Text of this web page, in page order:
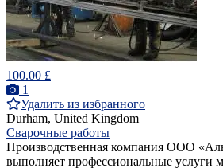
100.00 £
1
Удалить из избранного
Durham, United Kingdom
Сварочные работы
Производственная компания ООО
выполняет профессиональные услуги